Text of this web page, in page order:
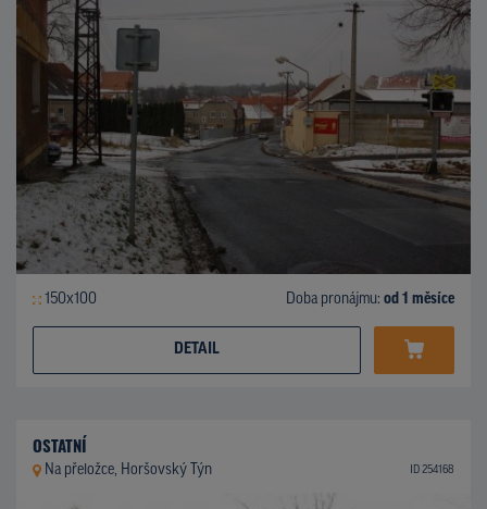
150x100 Doba pronájmu: od 1 měsíce
DETAIL
OSTATNÍ
Na přeložce, Horšovský Týn ID 254168